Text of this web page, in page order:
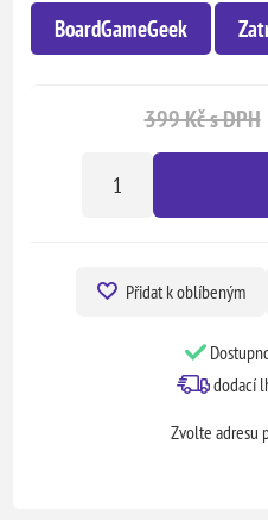
BoardGameGeek
399 Kč s DPH
Přidat k oblíbeným
dodací
Zvolte adresu